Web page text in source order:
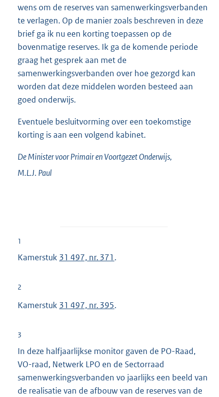
wens om de reserves van samenwerkingsverbanden
te verlagen. Op de manier zoals beschreven in deze
brief ga ik nu een korting toepassen op de
bovenmatige reserves. Ik ga de komende periode
graag het gesprek aan met de
samenwerkingsverbanden over hoe gezorgd kan
worden dat deze middelen worden besteed aan
goed onderwijs.
Eventuele besluitvorming over een toekomstige
korting is aan een volgend kabinet.
De Minister voor Primair en Voortgezet Onderwijs,
M.L.J. Paul
1
Kamerstuk 31 497, nr. 371 .
2
Kamerstuk 31 497, nr. 395.
3
In deze halfjaarlijkse monitor gaven de PO-Raad,
VO-raad, Netwerk LPO en de Sectorraad
samenwerkingsverbanden vo jaarlijks een beeld van
de realisatie van de afbouw van de reserves van de